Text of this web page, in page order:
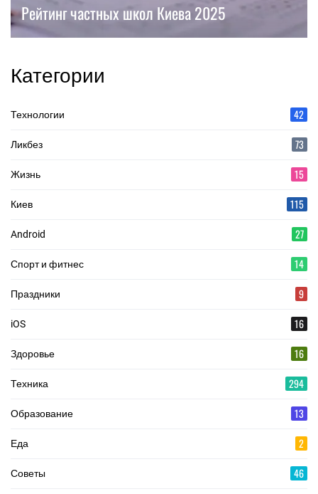
Рейтинг частных школ Киева 2025
Категории
Технологии 42
Ликбез 73
Жизнь 15
Киев 115
Android 27
Спорт и фитнес 14
Праздники 9
iOS 16
Здоровье 16
Техника 294
Образование 13
Еда 2
Советы 46